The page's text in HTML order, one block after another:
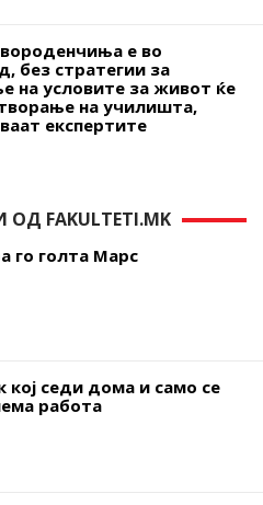
е во
без стратегии за
на условите за живот ќе
на училишта,
експертите
FAKULTETI.MK
го голта Марс
кој седи дома и само се
работа